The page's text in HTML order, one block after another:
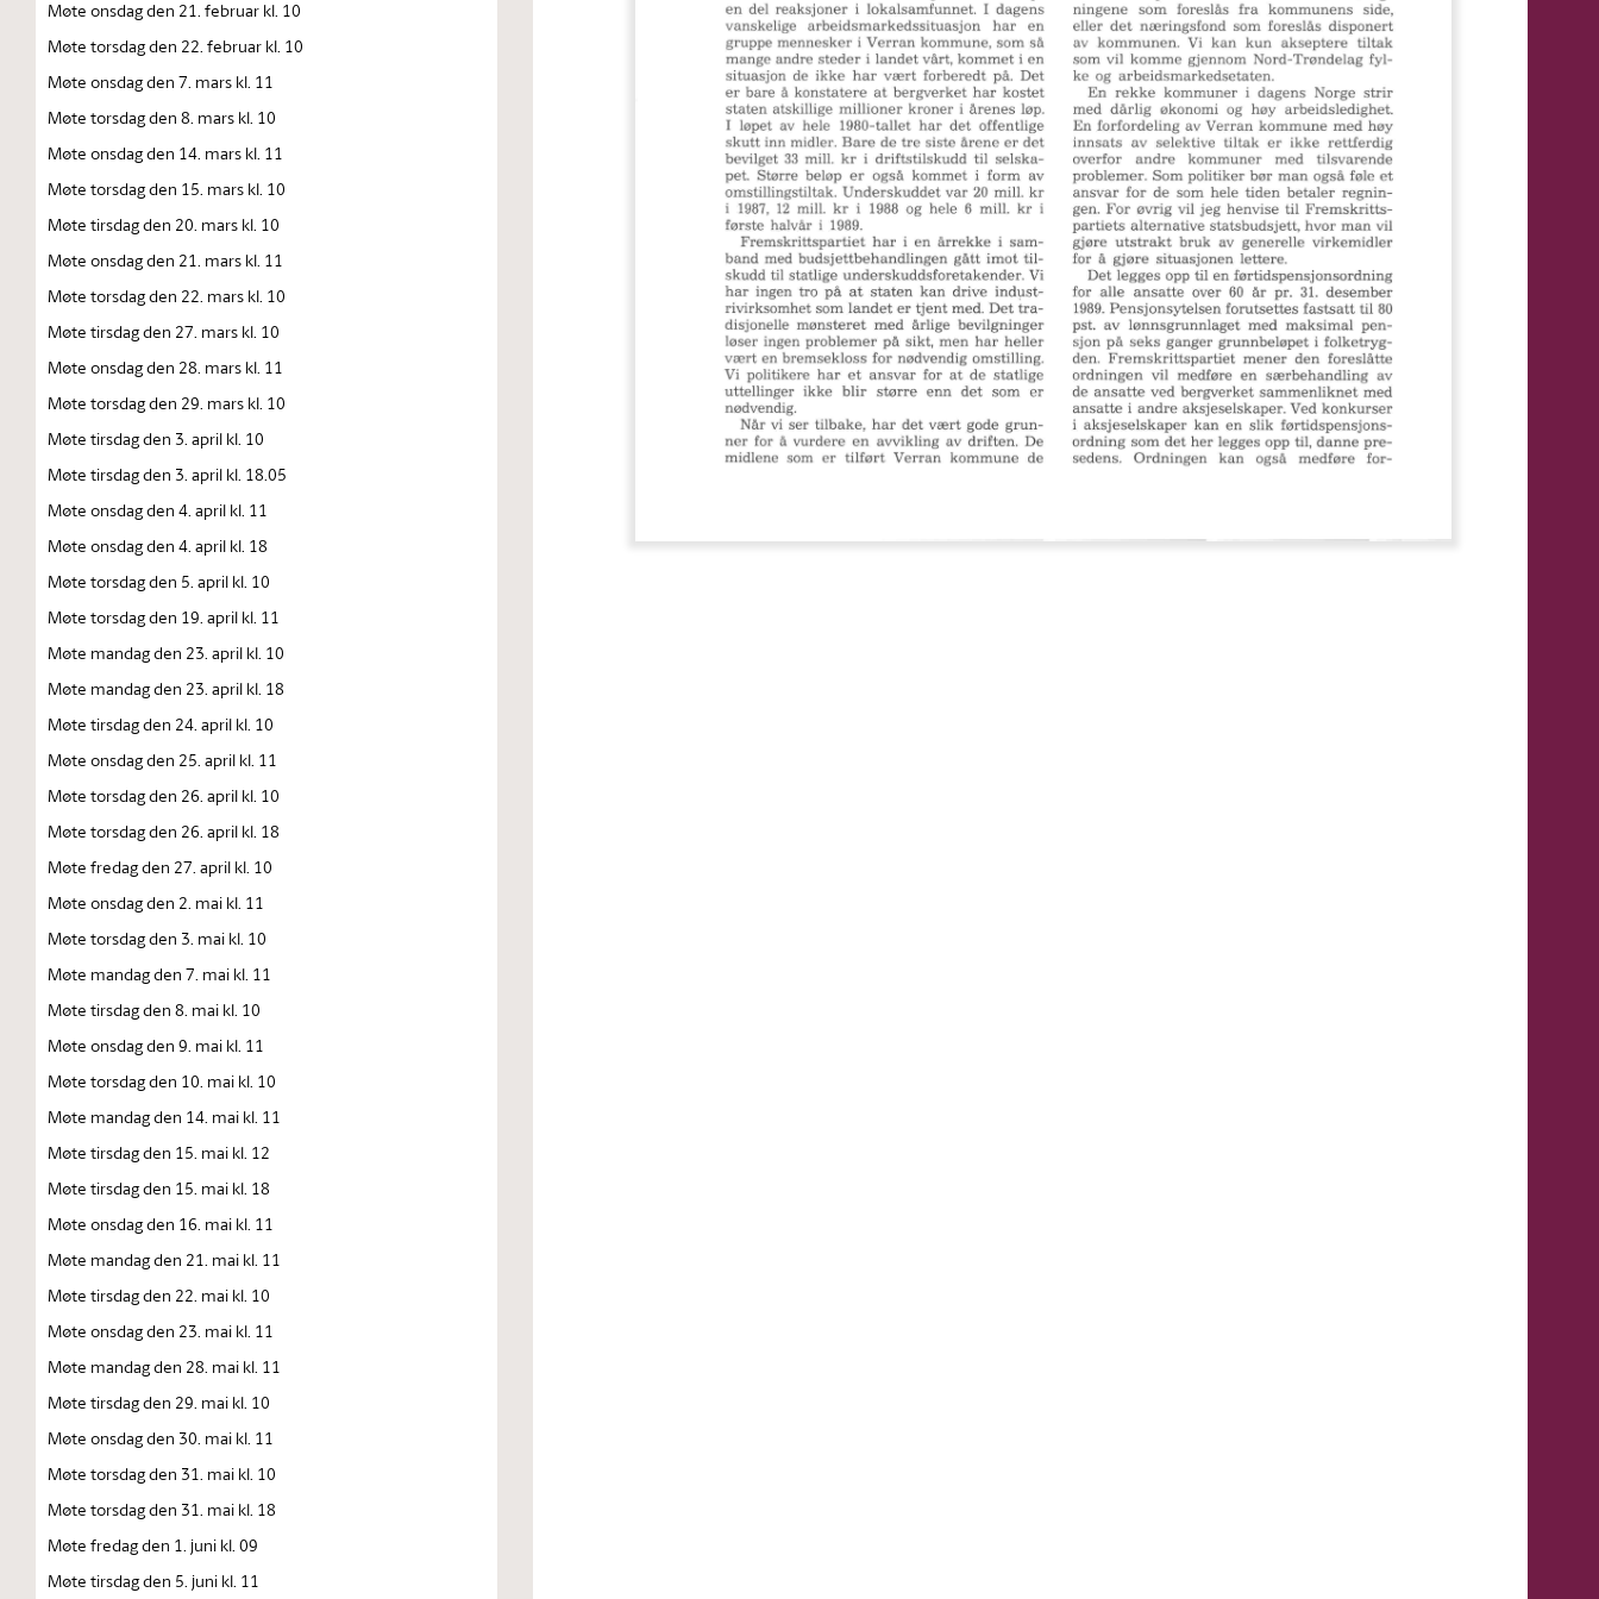
Møte onsdag den 21. februar kl. 10
Møte torsdag den 22. februar kl. 10
Møte onsdag den 7. mars kl. 11
Møte torsdag den 8. mars kl. 10
Møte onsdag den 14. mars kl. 11
Møte torsdag den 15. mars kl. 10
Møte tirsdag den 20. mars kl. 10
Møte onsdag den 21. mars kl. 11
Møte torsdag den 22. mars kl. 10
Møte tirsdag den 27. mars kl. 10
Møte onsdag den 28. mars kl. 11
Møte torsdag den 29. mars kl. 10
Møte tirsdag den 3. april kl. 10
Møte tirsdag den 3. april kl. 18.05
Møte onsdag den 4. april kl. 11
Møte onsdag den 4. april kl. 18
Møte torsdag den 5. april kl. 10
Møte torsdag den 19. april kl. 11
Møte mandag den 23. april kl. 10
Møte mandag den 23. april kl. 18
Møte tirsdag den 24. april kl. 10
Møte onsdag den 25. april kl. 11
Møte torsdag den 26. april kl. 10
Møte torsdag den 26. april kl. 18
Møte fredag den 27. april kl. 10
Møte onsdag den 2. mai kl. 11
Møte torsdag den 3. mai kl. 10
Møte mandag den 7. mai kl. 11
Møte tirsdag den 8. mai kl. 10
Møte onsdag den 9. mai kl. 11
Møte torsdag den 10. mai kl. 10
Møte mandag den 14. mai kl. 11
Møte tirsdag den 15. mai kl. 12
Møte tirsdag den 15. mai kl. 18
Møte onsdag den 16. mai kl. 11
Møte mandag den 21. mai kl. 11
Møte tirsdag den 22. mai kl. 10
Møte onsdag den 23. mai kl. 11
Møte mandag den 28. mai kl. 11
Møte tirsdag den 29. mai kl. 10
Møte onsdag den 30. mai kl. 11
Møte torsdag den 31. mai kl. 10
Møte torsdag den 31. mai kl. 18
Møte fredag den 1. juni kl. 09
Møte tirsdag den 5. juni kl. 11